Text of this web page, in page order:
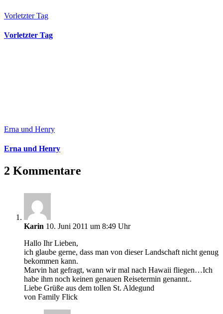
Vorletzter Tag
Vorletzter Tag
Erna und Henry
Erna und Henry
2 Kommentare
Karin 10. Juni 2011 um 8:49 Uhr
Hallo Ihr Lieben,
ich glaube gerne, dass man von dieser Landschaft nicht genug
bekommen kann.
Marvin hat gefragt, wann wir mal nach Hawaii fliegen…Ich
habe ihm noch keinen genauen Reisetermin genannt..
Liebe Grüße aus dem tollen St. Aldegund
von Family Flick